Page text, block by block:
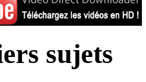
sujets